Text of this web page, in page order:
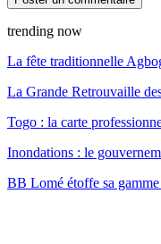
trending now
La fête traditionnelle
La Grande Retrouvaille
Togo : la carte
Inondations : le
BB Lomé étoffe sa